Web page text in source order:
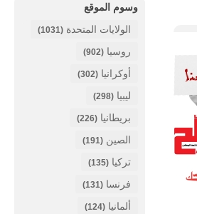
وسوم الموقع
الولايات المتحدة (1031)
روسيا (902)
أوكرانيا (302)
ليبيا (298)
بريطانيا (226)
الصين (191)
تركيا (135)
فرنسا (131)
ألمانيا (124)